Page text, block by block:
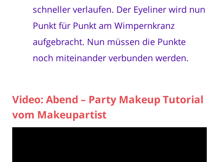
schneller verlaufen. Der Eyeliner wird nun
Punkt für Punkt am Wimpernkranz
aufgebracht. Nun müssen die Punkte
noch miteinander verbunden werden.
Video: Abend – Party Makeup Tutorial
vom Makeupartist